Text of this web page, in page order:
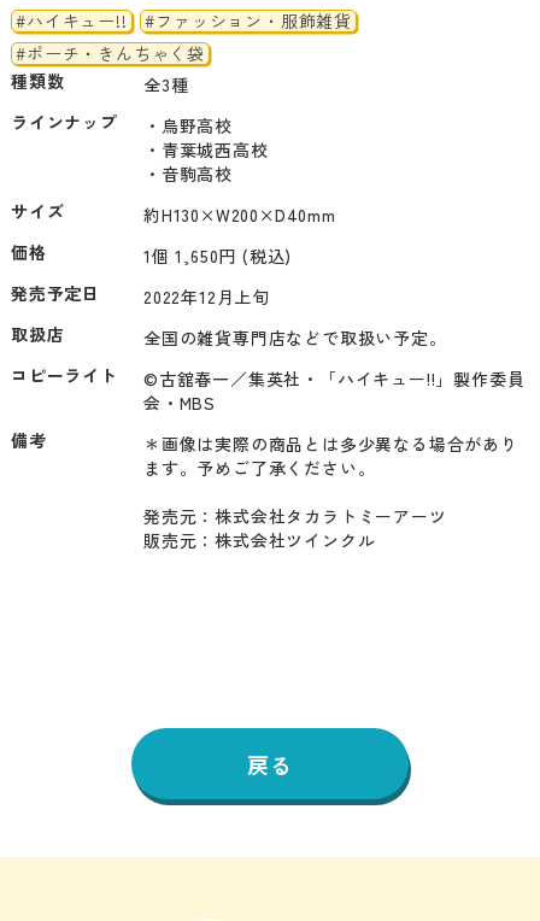
#ハイキュー!!
#ファッション・服飾雑貨
#ポーチ・きんちゃく袋
種類数
全3種
ラインナップ
・烏野高校
・青葉城西高校
サイズ
約H130×W200×D40mm
価格
1個 1,650円 (税込)
発売予定日
2022年12月上旬
取扱店
全国の雑貨専門店などで取扱い予定。
コピーライト
©古舘春一／集英社・「ハイキュー!!」製作委員
会・MBS
備考
＊画像は実際の商品とは多少異なる場合があり
ます。予めご了承ください。
発売元：株式会社タカラトミーアーツ
販売元：株式会社ツインクル
戻る